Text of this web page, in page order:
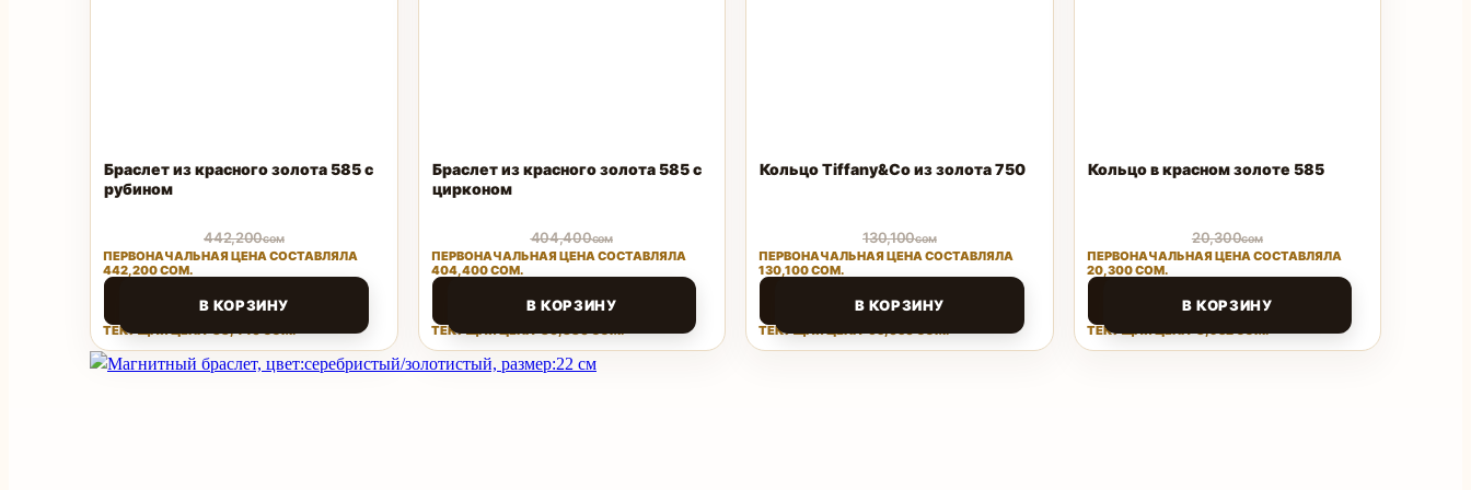
Браслет из красного золота 585 с
рубином
442,200сом
ПЕРВОНАЧАЛЬНАЯ ЦЕНА СОСТАВЛЯЛА
442,200 СОМ.
ТЕКУЩАЯ ЦЕНА: 88,440 СОМ.
В КОРЗИНУ
Поделиться
Браслет из красного золота 585 с
цирконом
404,400сом
ПЕРВОНАЧАЛЬНАЯ ЦЕНА СОСТАВЛЯЛА
404,400 СОМ.
ТЕКУЩАЯ ЦЕНА: 80,880 СОМ.
В КОРЗИНУ
Поделиться
Кольцо Tiffany&Co из золота 750
130,100сом
ПЕРВОНАЧАЛЬНАЯ ЦЕНА СОСТАВЛЯЛА
130,100 СОМ.
ТЕКУЩАЯ ЦЕНА: 65,050 СОМ.
В КОРЗИНУ
Кольцо в красном золоте 585
20,300сом
ПЕРВОНАЧАЛЬНАЯ ЦЕНА СОСТАВЛЯЛА
20,300 СОМ.
ТЕКУЩАЯ ЦЕНА: 8,932 СОМ.
В КОРЗИНУ